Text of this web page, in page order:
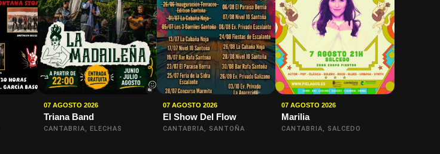
07 AGOSTO 2026
Triana Band
CANTABRIA, ELECHAS
07 AGOSTO 2026
El Show Del Flow
CANTABRIA, SANTOÑA
07 AGOSTO 2026
Marilia
CANTABRIA, SALCEDO